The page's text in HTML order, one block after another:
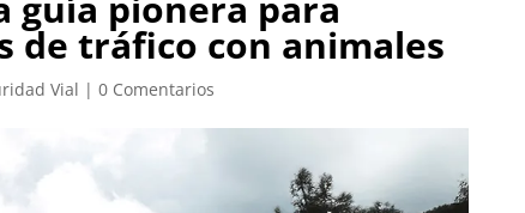
de tráfico con animales
Vial |0 Comentarios